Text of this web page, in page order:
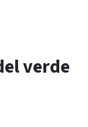
verde